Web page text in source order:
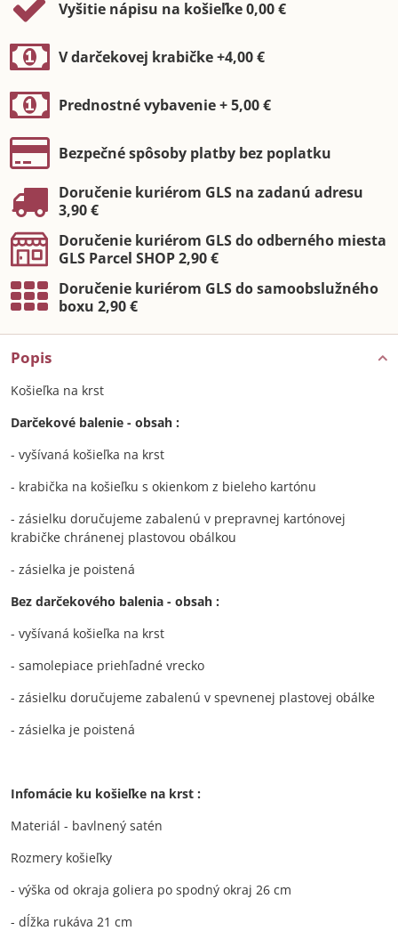
Vyšitie nápisu na košieľke 0,00 €
V darčekovej krabičke +4,00 €
Prednostné vybavenie + 5,00 €
Bezpečné spôsoby platby bez poplatku
Doručenie kuriérom GLS na zadanú adresu
3,90 €
Doručenie kuriérom GLS do odberného miesta
GLS Parcel SHOP 2,90 €
Doručenie kuriérom GLS do samoobslužného
boxu 2,90 €
Popis
Košieľka na krst
Darčekové balenie - obsah :
- vyšívaná košieľka na krst
- krabička na košieľku s okienkom z bieleho kartónu
- zásielku doručujeme zabalenú v prepravnej kartónovej
krabičke chránenej plastovou obálkou
- zásielka je poistená
Bez darčekového balenia - obsah :
- vyšívaná košieľka na krst
- samolepiace priehľadné vrecko
- zásielku doručujeme zabalenú v spevnenej plastovej obálke
- zásielka je poistená
Infomácie ku košieľke na krst :
Materiál - bavlnený satén
Rozmery košieľky
- výška od okraja goliera po spodný okraj 26 cm
- dĺžka rukáva 21 cm